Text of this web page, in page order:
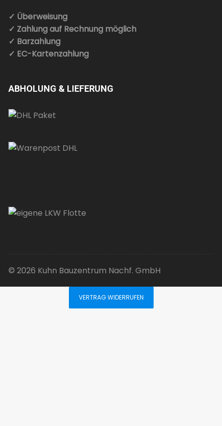
✓ Überweisung
✓ Zahlung auf Rechnung möglich
✓ Barzahlung
✓ EC-Kartenzahlung
ABHOLUNG & LIEFERUNG
© 2026 Kuhn Bauzentrum Nachf. GmbH
VERTRAG WIDERRUFEN